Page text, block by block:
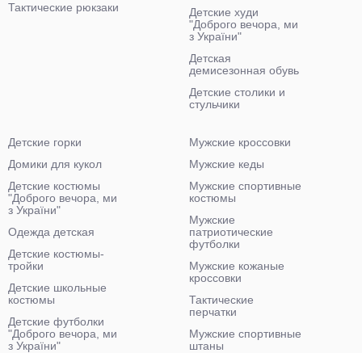
Тактические рюкзаки
Детские худи
"Доброго вечора, ми
з України"
Детская
демисезонная обувь
Детские столики и
стульчики
Детские горки
Домики для кукол
Детские костюмы
"Доброго вечора, ми
з України"
Одежда детская
Детские костюмы-
тройки
Детские школьные
костюмы
Детские футболки
"Доброго вечора, ми
з України"
Мужские кроссовки
Мужские кеды
Мужские спортивные
костюмы
Мужские
патриотические
футболки
Мужские кожаные
кроссовки
Тактические
перчатки
Мужские спортивные
штаны